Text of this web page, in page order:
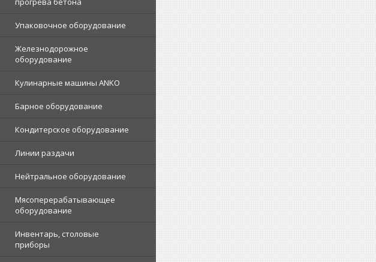
Упаковочное оборудование
Железнодорожное
оборудование
Кулинарные машины ANKO
Барное оборудование
Кондитерское оборудование
Линии раздачи
Нейтральное оборудование
Мясоперерабатывающее
оборудование
Инвентарь, столовые
приборы